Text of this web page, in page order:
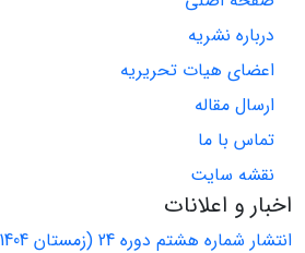
درباره نشریه
اعضای هیات تحریریه
ارسال مقاله
تماس با ما
نقشه سایت
اخبار و اعلانات